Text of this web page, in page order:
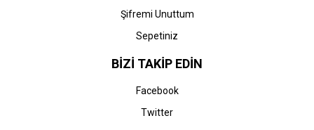
Şifremi Unuttum
Sepetiniz
BİZİ TAKİP EDİN
Facebook
Twitter